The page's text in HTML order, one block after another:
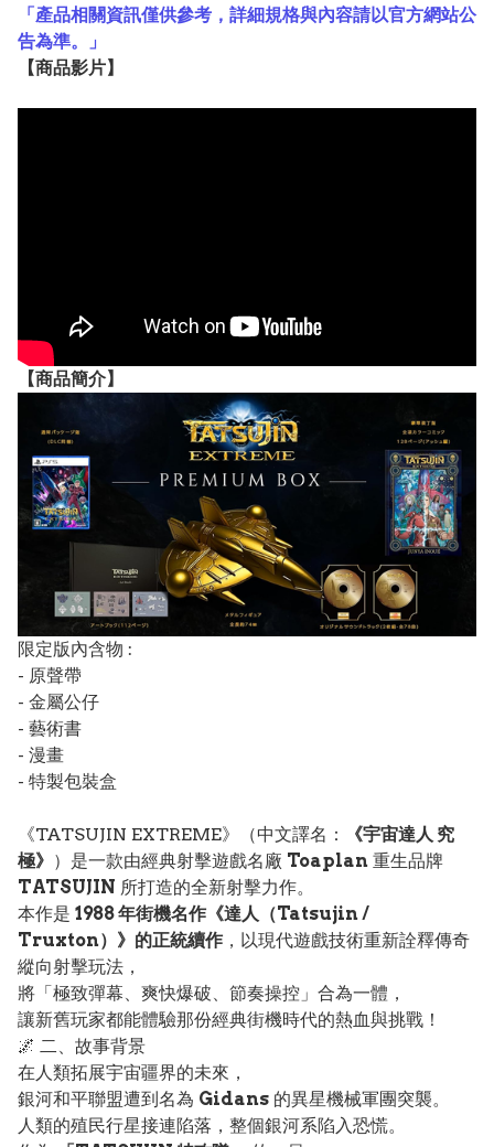
「產品相關資訊僅供參考，詳細規格與內容請以官方網站公
告為準。」
【商品影片】
【商品簡介】
限定版內含物 :
- 原聲帶
- 金屬公仔
- 藝術書
- 漫畫
- 特製包裝盒
《TATSUJIN EXTREME》（中文譯名：
《宇宙達人 究
極》 ）是一款由經典射擊遊戲名廠 Toaplan 重生品牌
TATSUJIN 所打造的全新射擊力作。
本作是 1988 年街機名作《達人（Tatsujin /
Truxton）》的正統續作 ，以現代遊戲技術重新詮釋傳奇
縱向射擊玩法，
將「極致彈幕、爽快爆破、節奏操控」合為一體，
讓新舊玩家都能體驗那份經典街機時代的熱血與挑戰！
🌌 二、故事背景
在人類拓展宇宙疆界的未來，
銀河和平聯盟遭到名為 Gidans 的異星機械軍團突襲。
人類的殖民行星接連陷落，整個銀河系陷入恐慌。